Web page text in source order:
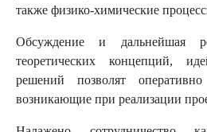
также физико-химические
Обсуждение и дальнейшая
теоретических концепций,
решений позволят оперативно
возникающие при реализации